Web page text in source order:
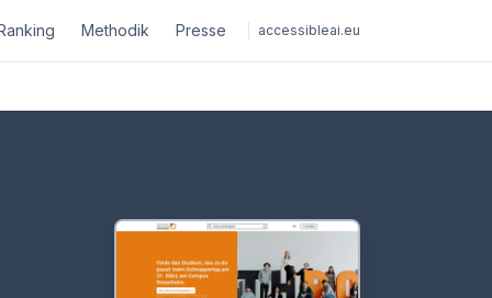
Methodik Presse accessibleai.eu